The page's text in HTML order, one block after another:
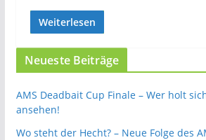
Weiterlesen
Neueste Beiträge
AMS Deadbait Cup Finale – Wer holt
ansehen!
Wo steht der Hecht? – Neue Folge des